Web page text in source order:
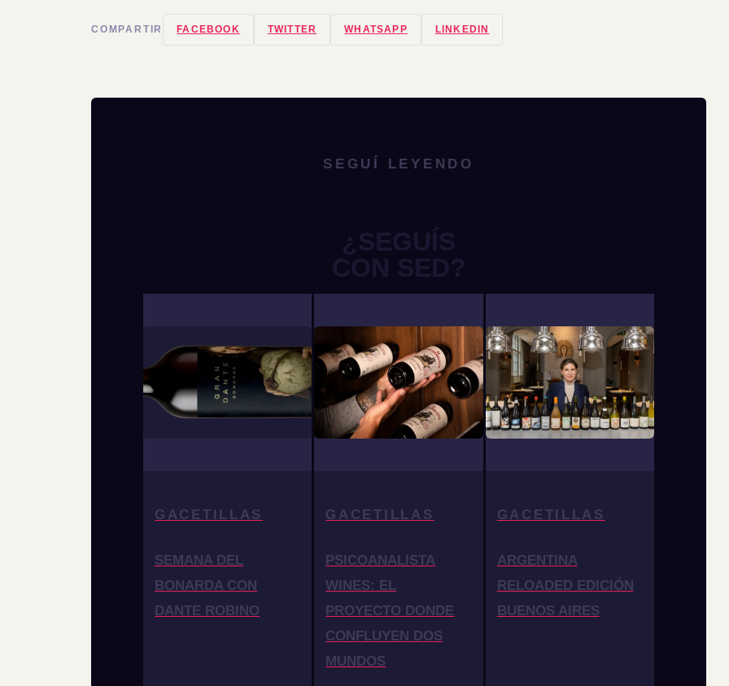
COMPARTIR FACEBOOK TWITTER WHATSAPP LINKEDIN
SEGUÍ LEYENDO
¿SEGUÍS
CON SED?
GACETILLAS
SEMANA DEL
BONARDA CON
DANTE ROBINO
GACETILLAS
PSICOANALISTA
WINES: EL
PROYECTO DONDE
CONFLUYEN DOS
MUNDOS
GACETILLAS
ARGENTINA
RELOADED EDICIÓN
BUENOS AIRES